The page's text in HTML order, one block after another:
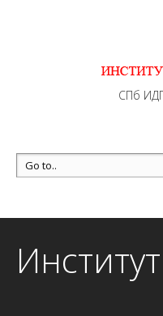
перерывов в рабочие
MAX +7
СПб